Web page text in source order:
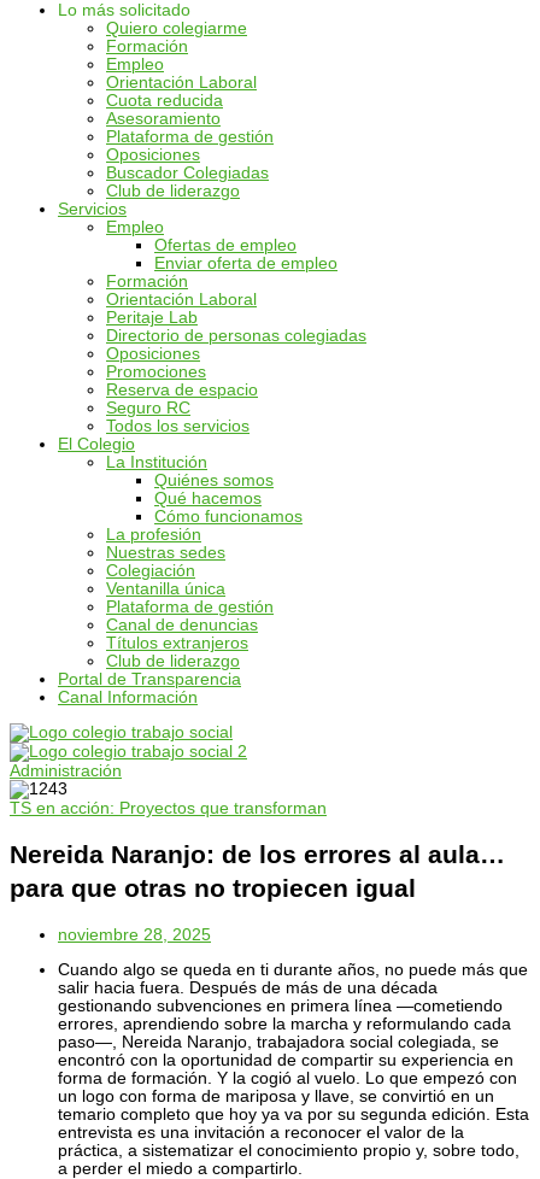
Lo más solicitado
Quiero colegiarme
Formación
Empleo
Orientación Laboral
Cuota reducida
Asesoramiento
Plataforma de gestión
Oposiciones
Buscador Colegiadas
Club de liderazgo
Servicios
Empleo
Ofertas de empleo
Enviar oferta de empleo
Formación
Orientación Laboral
Peritaje Lab
Directorio de personas colegiadas
Oposiciones
Promociones
Reserva de espacio
Seguro RC
Todos los servicios
El Colegio
La Institución
Quiénes somos
Qué hacemos
Cómo funcionamos
La profesión
Nuestras sedes
Colegiación
Ventanilla única
Plataforma de gestión
Canal de denuncias
Títulos extranjeros
Club de liderazgo
Portal de Transparencia
Canal Información
Administración
TS en acción: Proyectos que transforman
Nereida Naranjo: de los errores al aula…
para que otras no tropiecen igual
noviembre 28, 2025
Cuando algo se queda en ti durante años, no puede más que
salir hacia fuera. Después de más de una década
gestionando subvenciones en primera línea —cometiendo
errores, aprendiendo sobre la marcha y reformulando cada
paso—, Nereida Naranjo, trabajadora social colegiada, se
encontró con la oportunidad de compartir su experiencia en
forma de formación. Y la cogió al vuelo. Lo que empezó con
un logo con forma de mariposa y llave, se convirtió en un
temario completo que hoy ya va por su segunda edición. Esta
entrevista es una invitación a reconocer el valor de la
práctica, a sistematizar el conocimiento propio y, sobre todo,
a perder el miedo a compartirlo.